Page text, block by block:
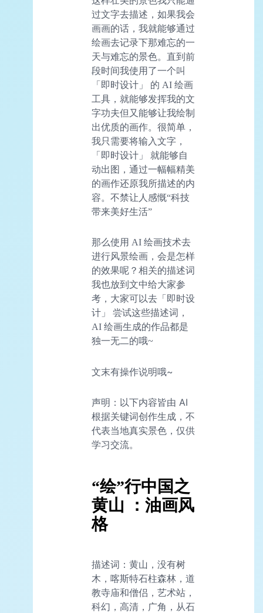
过文字去描述，如果我会
画画的话，我就能够通过
绘画去记录下那难忘的一
天与难忘的景色。直到前
段时间我使用了一个叫
「即时设计」 的 AI 绘画
工具，就能够发挥我的文
字功夫但又能够让我绘制
出优质的画作。很简单，
我只需要将输入文字，
「即时设计」 就能够自
动出图，通过一幅幅精美
的画作还原我所描述的内
容。不禁让人感慨“科技
带来美好生活”
那么使用 AI 绘画技术去
进行风景绘画，会是怎样
的效果呢？相关的描述词
我也放到文中给大家参
考，大家可以去「即时设
计」 尝试这些描述词，
AI 绘画生成的作品都是
独一无二的哦~
文末有操作说明哦~
声明：以下内容皆由 AI
根据关键词创作生成，不
代表当地真实景色，仅供
学习交流。
“绘”行中国之
黄山 ：油画风
格
描述词：黄山，没有树
木，喀斯特石柱森林，道
教寺庙和僧侣，艺术站，
科幻，高清，广角，从石